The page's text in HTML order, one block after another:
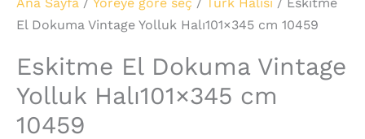
El Dokuma Vintage Yolluk Halı101×345 cm 10459
Eskitme El Dokuma Vintage
Yolluk Halı101×345 cm
10459